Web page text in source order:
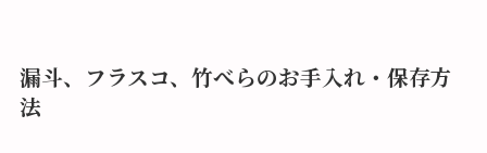
漏斗、フラスコ、竹べらのお手入れ・保存方
法